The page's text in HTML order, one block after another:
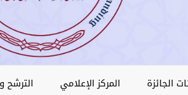
الجائزة المركز الإعلامي الترشح